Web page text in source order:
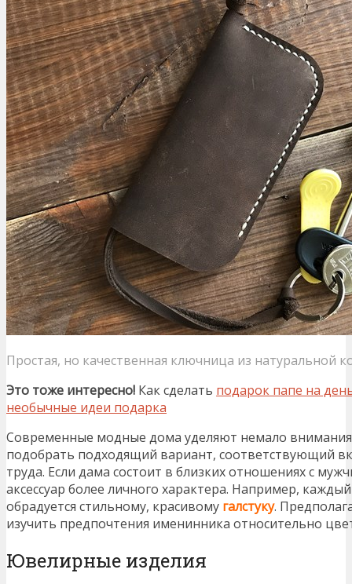
Простая, но качественная ключница из натуральной
Это тоже интересно! Как сделать подарок папе на
необычные идеи подарка
Современные модные дома уделяют немало
подобрать подходящий вариант, соответствующий
труда. Если дама состоит в близких отношениях с
аксессуар более личного характера. Например,
обрадуется стильному, красивому галстуку.
изучить предпочтения именинника относительно
Ювелирные изделия